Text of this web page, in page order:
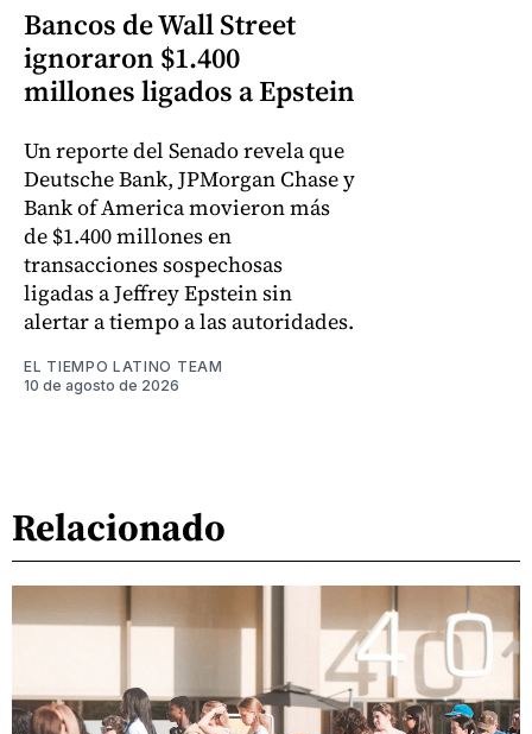
Bancos de Wall Street
ignoraron $1.400
millones ligados a Epstein
Un reporte del Senado revela que
Deutsche Bank, JPMorgan Chase y
Bank of America movieron más
de $1.400 millones en
transacciones sospechosas
ligadas a Jeffrey Epstein sin
alertar a tiempo a las autoridades.
EL TIEMPO LATINO TEAM
10 de agosto de 2026
Relacionado